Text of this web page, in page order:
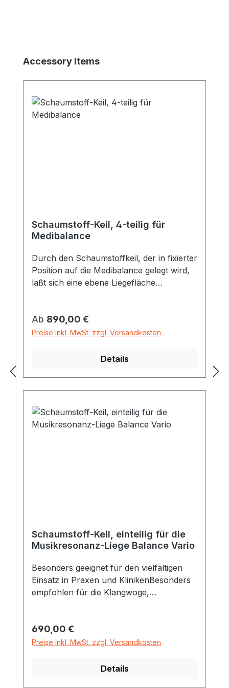
Produktgalerie überspringen
Accessory Items
Schaumstoff-Keil, 4-teilig für
Medibalance
Durch den Schaumstoffkeil, der in fixierter
Position auf die Medibalance gelegt wird,
läßt sich eine ebene Liegefläche
desinfektionsmitteltauglichem Kunstleder,
abklettbarer Armausschnitt und
Regulärer Preis:
Ab 890,00 €
Preise inkl. MwSt. zzgl. Versandkosten
Details
Schaumstoff-Keil, einteilig für die
Musikresonanz-Liege Balance Vario
Besonders geeignet für den vielfältigen
Einsatz in Praxen und KlinikenBesonders
empfohlen für die Klangwoge,
Maße des Schaumstoffkeils 123 x 64 x 25
cmDer Bezug ist aus
Kunstleder.Durch den Schaumstoffkeil,
Regulärer Preis:
690,00 €
Preise inkl. MwSt. zzgl. Versandkosten
Details